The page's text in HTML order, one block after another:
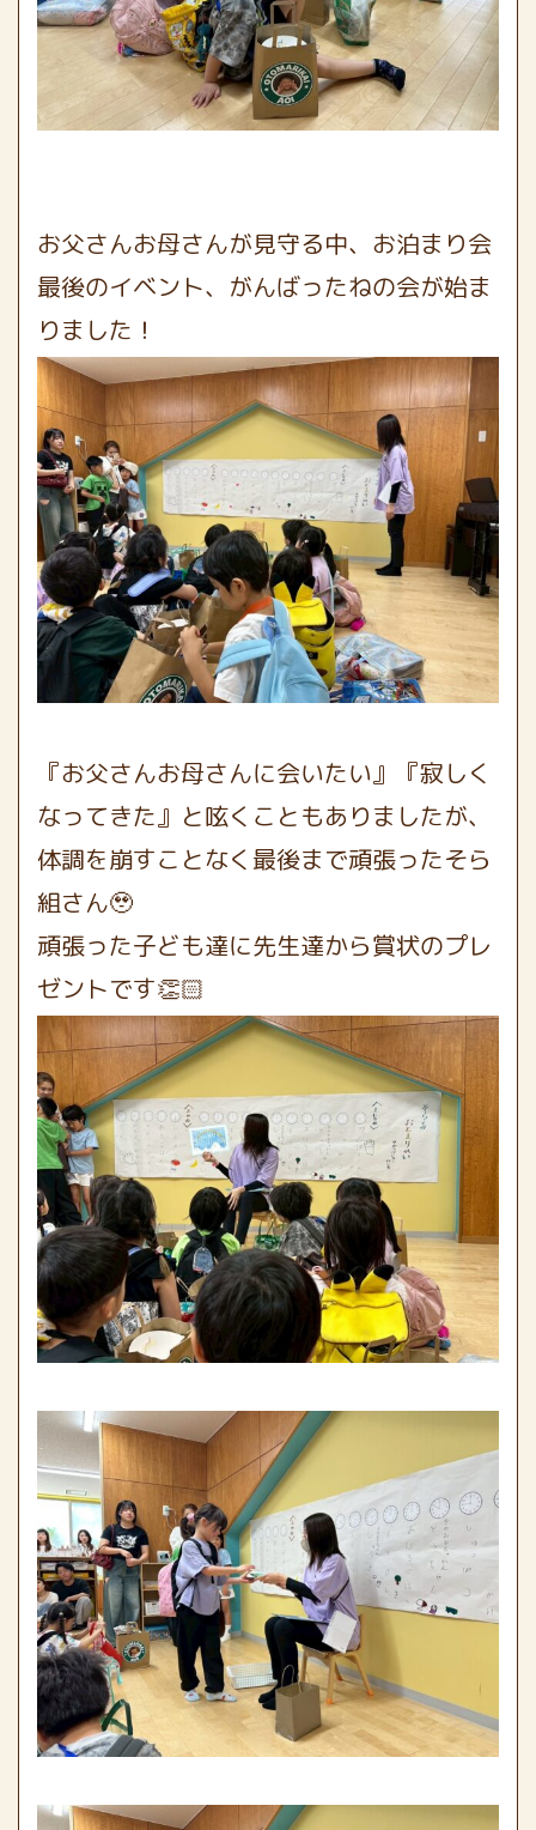
お父さんお母さんが見守る中、お泊まり会
最後のイベント、がんばったねの会が始ま
りました！
『お父さんお母さんに会いたい』『寂しく
なってきた』と呟くこともありましたが、
体調を崩すことなく最後まで頑張ったそら
組さん🥹
頑張った子ども達に先生達から賞状のプレ
ゼントです👏🏻